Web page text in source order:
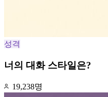
성격
너의 대화 스타일은?
19,238명